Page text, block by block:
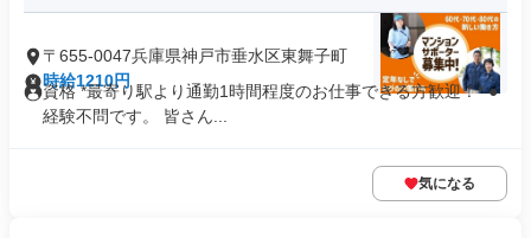
〒655-0047兵庫県神戸市垂水区東舞子町
時給1210円
資格 *最寄り駅より通勤1時間程度のお仕事できる方歓迎！* ●
経験不問です。 皆さん...
気になる